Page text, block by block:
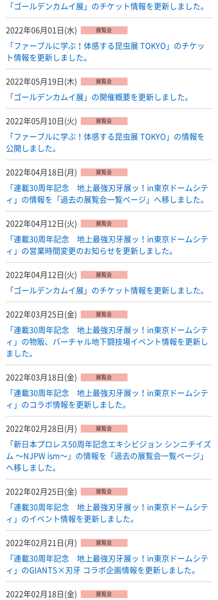
「ゴールデンカムイ展」のチケット情報を更新しました。
2022年06月01日(水) 展覧会
「ファーブルに学ぶ！体感する昆虫展 TOKYO」のチケッ
ト情報を更新しました。
2022年05月19日(木) 展覧会
「ゴールデンカムイ展」の開催概要を更新しました。
2022年05月10日(火) 展覧会
「ファーブルに学ぶ！体感する昆虫展 TOKYO」の情報を
公開しました。
2022年04月18日(月) 展覧会
「連載30周年記念 地上最強刃牙展ッ！in東京ドームシテ
ィ」の情報を「過去の展覧会一覧ページ」へ移しました。
2022年04月12日(火) 展覧会
「連載30周年記念 地上最強刃牙展ッ！in東京ドームシテ
ィ」の営業時間変更のお知らせを更新しました。
2022年04月12日(火) 展覧会
「ゴールデンカムイ展」のチケット情報を更新しました。
2022年03月25日(金) 展覧会
「連載30周年記念 地上最強刃牙展ッ！in東京ドームシテ
ィ」の物販、バーチャル地下闘技場イベント情報を更新し
ました。
2022年03月18日(金) 展覧会
「連載30周年記念 地上最強刃牙展ッ！in東京ドームシテ
ィ」のコラボ情報を更新しました。
2022年02月28日(月) 展覧会
「新日本プロレス50周年記念エキシビジョン シンニチイズ
ム 〜NJPW ism〜」の情報を「過去の展覧会一覧ページ」
へ移しました。
2022年02月25日(金) 展覧会
「連載30周年記念 地上最強刃牙展ッ！in東京ドームシテ
ィ」のイベント情報を更新しました。
2022年02月21日(月) 展覧会
「連載30周年記念 地上最強刃牙展ッ！in東京ドームシテ
ィ」のGIANTS×刃牙 コラボ企画情報を更新しました。
2022年02月18日(金) 展覧会